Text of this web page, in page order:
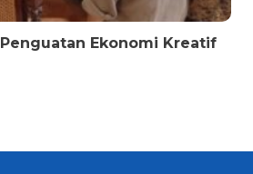
Ekonomi Kreatif